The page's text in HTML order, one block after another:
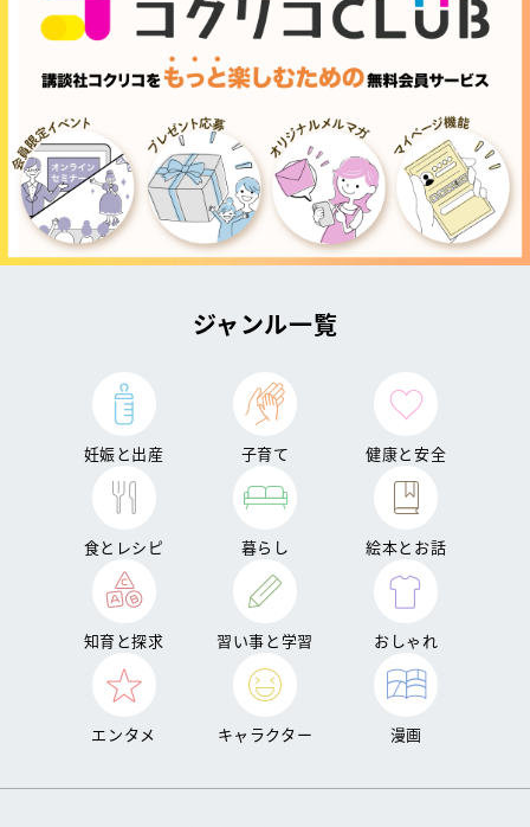
ジャンル一覧
妊娠と出産 子育て 健康と安全
食とレシピ 暮らし 絵本とお話
知育と探求 習い事と学習 おしゃれ
エンタメ キャラクター 漫画